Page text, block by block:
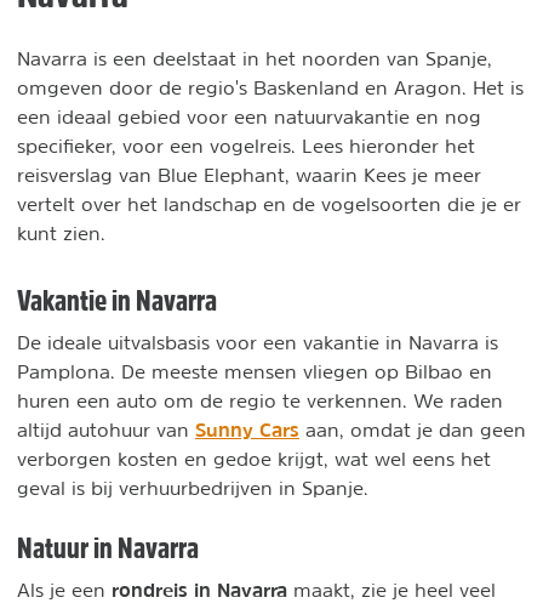
Navarra is een deelstaat in het noorden van Spanje,
omgeven door de regio's Baskenland en Aragon. Het is
een ideaal gebied voor een natuurvakantie en nog
specifieker, voor een vogelreis. Lees hieronder het
reisverslag van Blue Elephant, waarin Kees je meer
vertelt over het landschap en de vogelsoorten die je er
kunt zien.
Vakantie in Navarra
De ideale uitvalsbasis voor een vakantie in Navarra is
Pamplona. De meeste mensen vliegen op Bilbao en
huren een auto om de regio te verkennen. We raden
altijd autohuur van Sunny Cars aan, omdat je dan geen
verborgen kosten en gedoe krijgt, wat wel eens het
geval is bij verhuurbedrijven in Spanje.
Natuur in Navarra
Als je een rondreis in Navarra maakt, zie je heel veel